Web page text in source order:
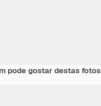
pode gostar destas fotos